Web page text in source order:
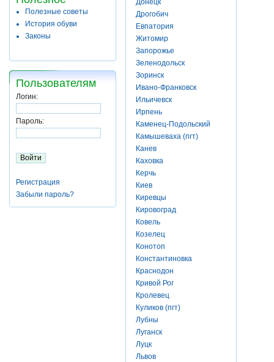
Полезные советы
История обуви
Законы
Пользователям
Логин:
Пароль:
Регистрация
Забыли пароль?
Донецк
Дрогобич
Евпатория
Житомир
Запорожье
Зеленодольск
Зоринск
Ивано-Франковск
Ильичевск
Ирпень
Каменец-Подольский
Камышеваха (пгт)
Канев
Каховка
Керчь
Киев
Киревцы
Кировоград
Ковель
Козелец
Конотоп
Константиновка
Краснодон
Кривой Рог
Кролевец
Куликов (пгт)
Лубны
Луганск
Луцк
Львов